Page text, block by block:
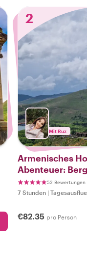
2
Mit Ruz
Armenisches
Abenteuer:
und
52 Bewertungen
7 Stunden |
€82.35 pro Person